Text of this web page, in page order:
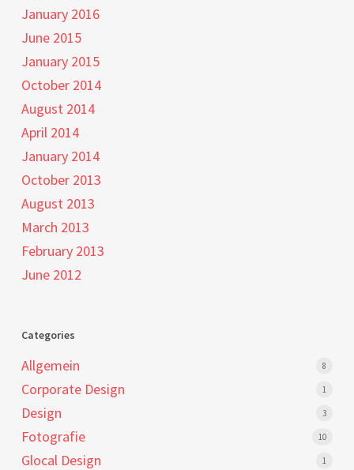
January 2016
June 2015
January 2015
October 2014
August 2014
April 2014
January 2014
October 2013
August 2013
March 2013
February 2013
June 2012
Categories
Allgemein 8
Corporate Design 1
Design 3
Fotografie 10
Glocal Design 1